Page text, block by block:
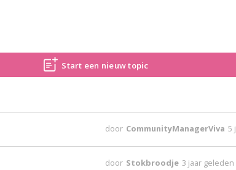
Start een nieuw topic
door CommunityManagerViva 5
door Stokbroodje 3 jaar geleden